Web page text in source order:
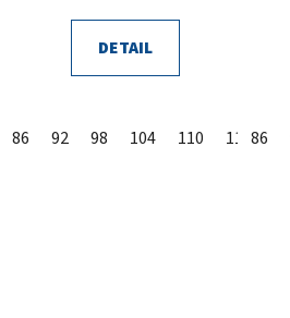
DETAIL
86 92 98 104 110 11686